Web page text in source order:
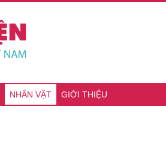
NHÂN VẬT GIỚI THIỆU